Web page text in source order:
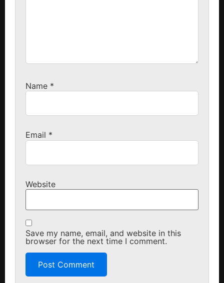
Name *
Email *
Website
Save my name, email, and website in this
browser for the next time I comment.